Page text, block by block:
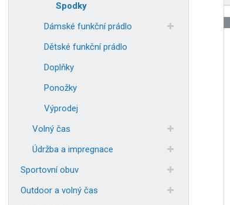
Spodky
Dámské funkční prádlo
Dětské funkční prádlo
Doplňky
Ponožky
Výprodej
Volný čas
Údržba a impregnace
Sportovní obuv
Outdoor a volný čas